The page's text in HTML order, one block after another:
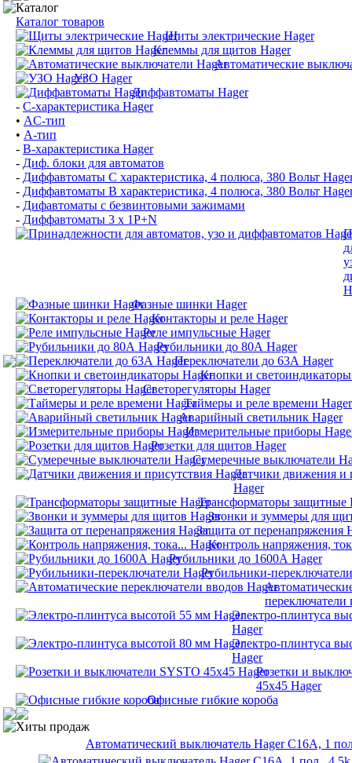
Каталог
Каталог товаров
Щиты электрические Hager
Клеммы для щитов Hager
Автоматические
УЗО Hager
Диффавтоматы Hager
- C-характеристика Hager
• AC-тип
• А-тип
- B-характеристика Hager
- Диф. блоки для автоматов
- Диффавтоматы С характеристика, 4 полюса, 380 Вольт
- Диффавтоматы B характеристика, 4 полюса, 380 Вольт
- Дифавтоматы с безвинтовыми зажимами
- Диффавтоматы 3 х 1P+N
Фазные шинки Hager
Контакторы и реле Hager
Реле импульсные Hager
Рубильники до 80А Hager
Переключатели до 63А Hager
Кнопки и
Светорегуляторы Hager
Таймеры и реле времени Hager
Аварийный светильник Hager
Измерительные приборы
Розетки для щитов Hager
Сумеречные выключатели
Датчики движения и
Hager
Трансформаторы защитные
Звонки и зуммеры для
Защита от перенапряжения
Контроль напряжения,
Рубильники до 1600А Hager
Рубильники-
переключатели
Электро-плинтуса
Hager
Электро-плинтуса
Hager
Розетки и
45х45 Hager
Офисные гибкие короба
Хиты продаж
Автоматический выключатель Hager C16A, 1